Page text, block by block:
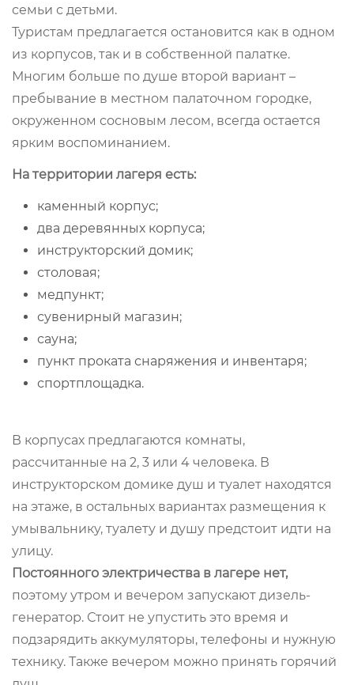
семьи с детьми.
Туристам предлагается остановится как в одном
из корпусов, так и в собственной палатке.
Многим больше по душе второй вариант –
пребывание в местном палаточном городке,
окруженном сосновым лесом, всегда остается
ярким воспоминанием.
На территории лагеря есть:
каменный корпус;
два деревянных корпуса;
инструкторский домик;
столовая;
медпункт;
сувенирный магазин;
сауна;
пункт проката снаряжения и инвентаря;
спортплощадка.
В корпусах предлагаются комнаты,
рассчитанные на 2, 3 или 4 человека. В
инструкторском домике душ и туалет находятся
на этаже, в остальных вариантах размещения к
умывальнику, туалету и душу предстоит идти на
улицу.
Постоянного электричества в лагере нет,
поэтому утром и вечером запускают дизель-
генератор. Стоит не упустить это время и
подзарядить аккумуляторы, телефоны и нужную
технику. Также вечером можно принять горячий